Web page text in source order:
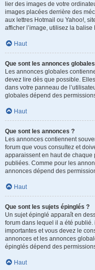
lier des images de votre
images placées derrière des
aux lettres Hotmail ou Yahoo!,
afficher l’image, utilisez la balise
Haut
Que sont les annonces
Les annonces globales
devez lire dès que possible.
dans votre panneau de
globales dépend des
Haut
Que sont les annonces ?
Les annonces contiennent
forum que vous consultez et
apparaissent en haut de
publiées. Comme pour les
annonces dépend des
Haut
Que sont les sujets épinglés ?
Un sujet épinglé apparaît en
forum dans lequel il a été
importantes et vous devez le
annonces et les annonces
épinglés dépend des
Haut